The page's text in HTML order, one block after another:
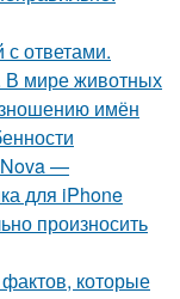
ответами.
В мире животных
имён
—
для iPhone
произносить
которые